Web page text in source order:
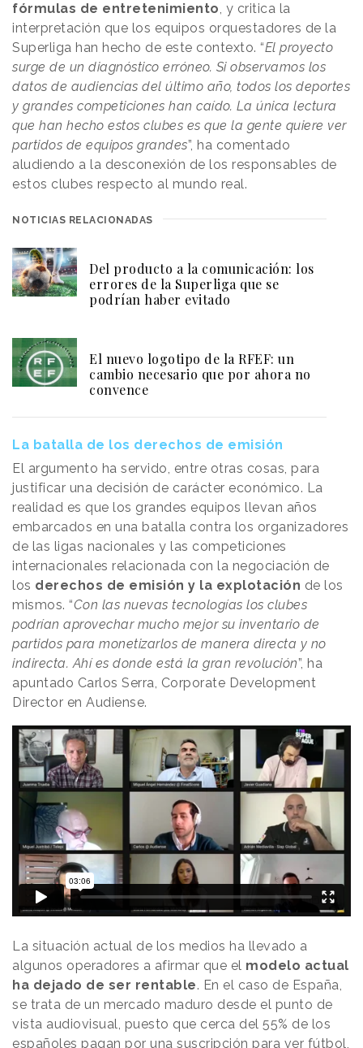
fórmulas de entretenimiento, y critica la
interpretación que los equipos orquestadores de la
Superliga han hecho de este contexto. “El proyecto
surge de un diagnóstico erróneo. Si observamos los
datos de audiencias del último año, todos los deportes
y grandes competiciones han caído. La única lectura
que han hecho estos clubes es que la gente quiere ver
partidos de equipos grandes”, ha comentado
aludiendo a la desconexión de los responsables de
estos clubes respecto al mundo real.
NOTICIAS RELACIONADAS
Del producto a la comunicación: los
errores de la Superliga que se
podrían haber evitado
El nuevo logotipo de la RFEF: un
cambio necesario que por ahora no
convence
La batalla de los derechos de emisión
El argumento ha servido, entre otras cosas, para
justificar una decisión de carácter económico. La
realidad es que los grandes equipos llevan años
embarcados en una batalla contra los organizadores
de las ligas nacionales y las competiciones
internacionales relacionada con la negociación de
los derechos de emisión y la explotación de los
mismos. “Con las nuevas tecnologías los clubes
podrían aprovechar mucho mejor su inventario de
partidos para monetizarlos de manera directa y no
indirecta. Ahí es donde está la gran revolución”, ha
apuntado Carlos Serra, Corporate Development
Director en Audiense.
La situación actual de los medios ha llevado a
algunos operadores a afirmar que el modelo actual
ha dejado de ser rentable. En el caso de España,
se trata de un mercado maduro desde el punto de
vista audiovisual, puesto que cerca del 55% de los
españoles pagan por una suscripción para ver fútbol,